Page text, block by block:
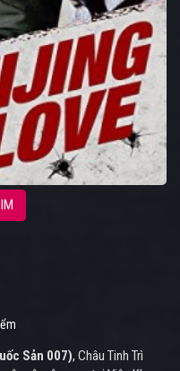
Sản 007), Châu Tinh Trì